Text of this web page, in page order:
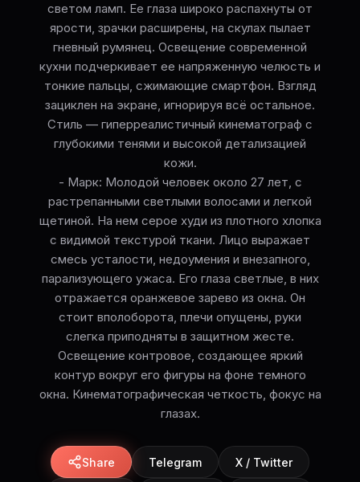
светом ламп. Ее глаза широко распахнуты от
ярости, зрачки расширены, на скулах пылает
гневный румянец. Освещение современной
кухни подчеркивает ее напряженную челюсть и
тонкие пальцы, сжимающие смартфон. Взгляд
зациклен на экране, игнорируя всё остальное.
Стиль — гиперреалистичный кинематограф с
глубокими тенями и высокой детализацией
кожи.
- Марк: Молодой человек около 27 лет, с
растрепанными светлыми волосами и легкой
щетиной. На нем серое худи из плотного хлопка
с видимой текстурой ткани. Лицо выражает
смесь усталости, недоумения и внезапного,
парализующего ужаса. Его глаза светлые, в них
отражается оранжевое зарево из окна. Он
стоит вполоборота, плечи опущены, руки
слегка приподняты в защитном жесте.
Освещение контровое, создающее яркий
контур вокруг его фигуры на фоне темного
окна. Кинематографическая четкость, фокус на
глазах.
Share Telegram X / Twitter